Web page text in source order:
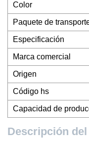
Color
Paquete de
Especificación
Marca comercial
Origen
Código hs
Capacidad de
Descripción